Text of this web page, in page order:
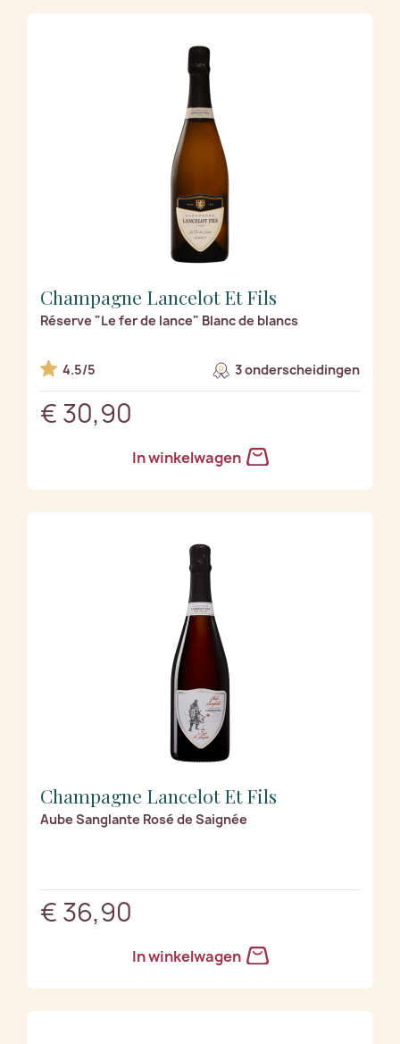
Champagne Lancelot Et Fils
Réserve "Le fer de lance" Blanc de blancs
4.5/5 3 onderscheidingen
€ 30,90
In winkelwagen
Champagne Lancelot Et Fils
Aube Sanglante Rosé de Saignée
€ 36,90
In winkelwagen